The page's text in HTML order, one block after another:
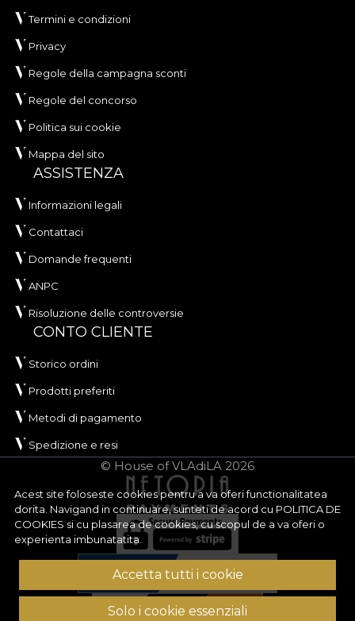
Acest site foloseste cookies pentru a va oferi functionalitatea
dorita. Navigand in continuare, sunteti de acord cu POLITICA DE
COOKIES si cu plasarea de cookies, cu scopul de a va oferi o
experienta imbunatatita.
Accetta tutti i cookie
Solo i cookie essenziali
Termini e condizioni
Privacy
Regole della campagna sconti
Regole del concorso
Politica sui cookie
Mappa del sito
ASSISTENZA
Informazioni legali
Contattaci
Domande frequenti
ANPC
Risoluzione delle controversie
CONTO CLIENTE
Storico ordini
Prodotti preferiti
Metodi di pagamento
Spedizione e resi
© House of VLAdiLA 2026